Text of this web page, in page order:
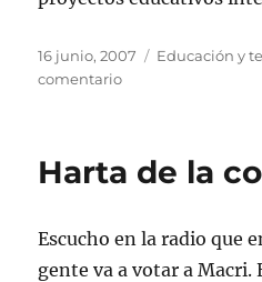
Publicado
el
16 junio, 2007 Categorías
Educación y
comentarioen
Harta de la
Escucho en la radio que
gente va a votar a Macri.